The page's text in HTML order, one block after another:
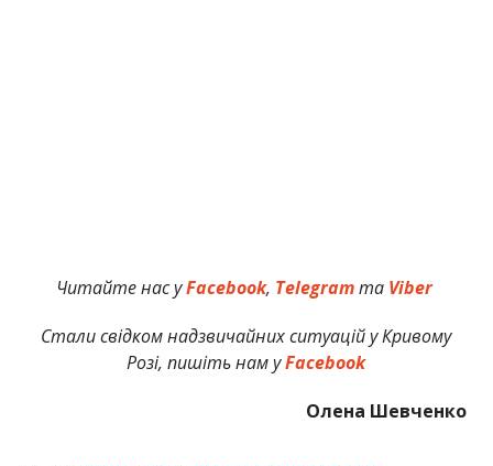
Читайте нас уFacebook, Telegramта Viber
Стали свідком надзвичайних ситуацій у Кривому
Розі, пишіть нам уFacebook
Олена Шевченко